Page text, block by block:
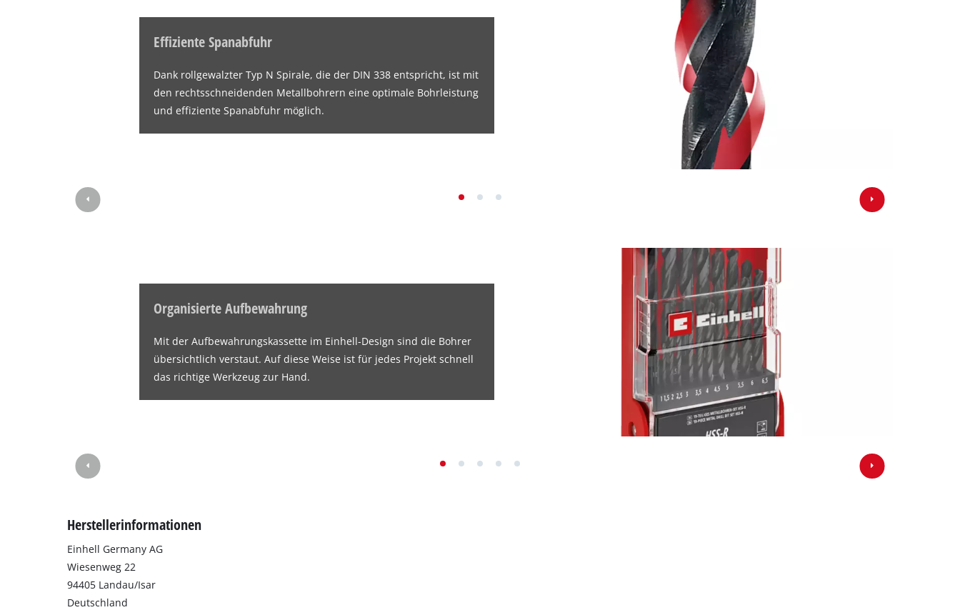
Effiziente Spanabfuhr
Dank rollgewalzter Typ N Spirale, die der DIN 338 entspricht, ist mit
den rechtsschneidenden Metallbohrern eine optimale Bohrleistung
und effiziente Spanabfuhr möglich.
Organisierte Aufbewahrung
Mit der Aufbewahrungskassette im Einhell-Design sind die Bohrer
übersichtlich verstaut. Auf diese Weise ist für jedes Projekt schnell
das richtige Werkzeug zur Hand.
Herstellerinformationen
Einhell Germany AG
Wiesenweg 22
94405 Landau/Isar
Deutschland